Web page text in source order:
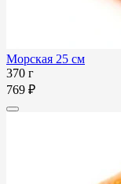
Морская 25 см
370 г
769 ₽